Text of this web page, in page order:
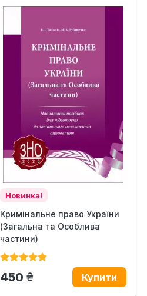
Новинка!
Кримінальне право України
(Загальна та Особлива
частини)
450 грн.